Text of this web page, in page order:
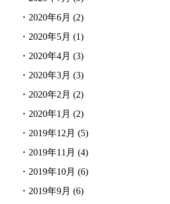
・ 2020年6月 (2)
・ 2020年5月 (1)
・ 2020年4月 (3)
・ 2020年3月 (3)
・ 2020年2月 (2)
・ 2020年1月 (2)
・ 2019年12月 (5)
・ 2019年11月 (4)
・ 2019年10月 (6)
・ 2019年9月 (6)